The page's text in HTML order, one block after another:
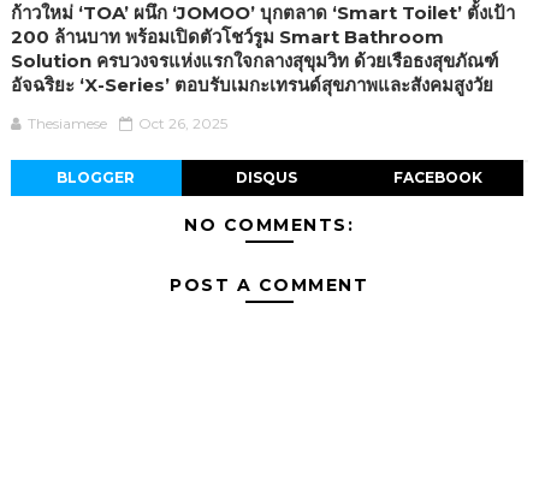
ก้าวใหม่ ‘TOA’ ผนึก ‘JOMOO’ บุกตลาด ‘Smart Toilet’ ตั้งเป้า
200 ล้านบาท พร้อมเปิดตัวโชว์รูม Smart Bathroom
Solution ครบวงจรแห่งแรกใจกลางสุขุมวิท ด้วยเรือธงสุขภัณฑ์
อัจฉริยะ ‘X-Series’ ตอบรับเมกะเทรนด์สุขภาพและสังคมสูงวัย
Thesiamese Oct 26, 2025
BLOGGER DISQUS FACEBOOK
NO COMMENTS:
POST A COMMENT